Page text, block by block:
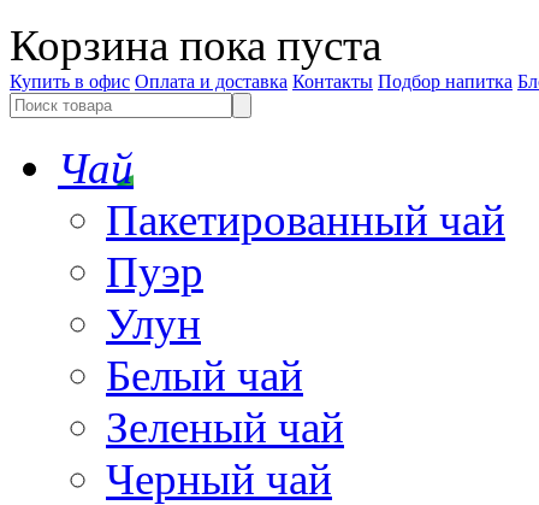
Корзина пока пуста
Купить в офис Оплата и доставка Контакты Подбор напитка
Чай
Пакетированный чай
Пуэр
Улун
Белый чай
Зеленый чай
Черный чай